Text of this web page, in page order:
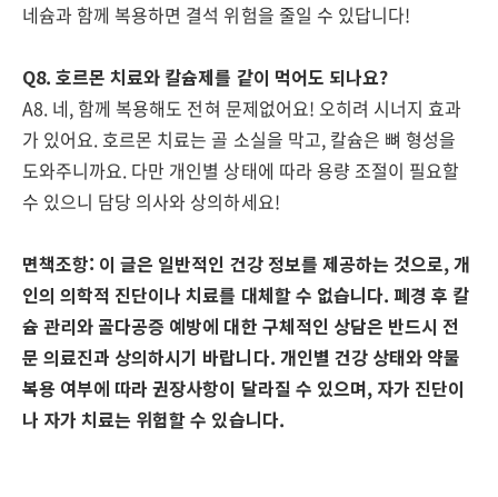
네슘과 함께 복용하면 결석 위험을 줄일 수 있답니다!
Q8. 호르몬 치료와 칼슘제를 같이 먹어도 되나요?
A8. 네, 함께 복용해도 전혀 문제없어요! 오히려 시너지 효과
가 있어요. 호르몬 치료는 골 소실을 막고, 칼슘은 뼈 형성을
도와주니까요. 다만 개인별 상태에 따라 용량 조절이 필요할
수 있으니 담당 의사와 상의하세요!
면책조항: 이 글은 일반적인 건강 정보를 제공하는 것으로, 개
인의 의학적 진단이나 치료를 대체할 수 없습니다. 폐경 후 칼
슘 관리와 골다공증 예방에 대한 구체적인 상담은 반드시 전
문 의료진과 상의하시기 바랍니다. 개인별 건강 상태와 약물
복용 여부에 따라 권장사항이 달라질 수 있으며, 자가 진단이
나 자가 치료는 위험할 수 있습니다.